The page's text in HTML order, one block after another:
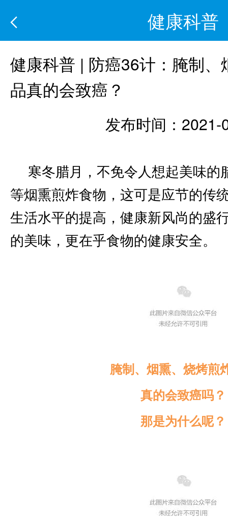
健康科普
健康科普 | 防癌36计：腌制
品真的会致癌？
发布时间：2021-
寒冬腊月，不免令人想起美味的
等烟熏煎炸食物，这可是应节的传
生活水平的提高，健康新风尚的盛
的美味，更在乎食物的健康安全。
腌制、烟熏、烧烤煎
真的会致癌吗？
那是为什么呢？